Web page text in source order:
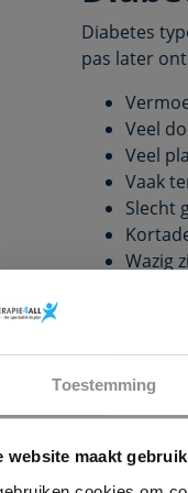
Toestemming
website maakt
Diabetes
pas later
Veel
Veel
Vaak
Slecht
Wazig
aanleg.
ongezonde
diabetes